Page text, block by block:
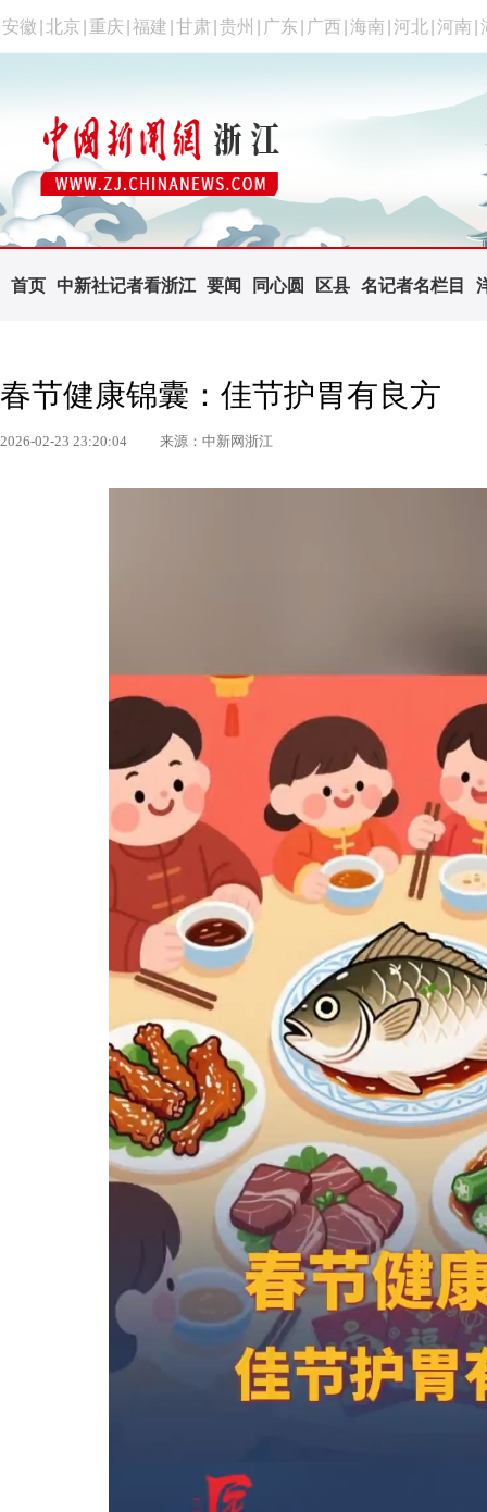
安徽 北京 重庆 福建 甘肃 贵州 广东 广西 海南 河北 河南
首页 中新社记者看浙江 要闻 同心圆 区县 名记者名栏目
春节健康锦囊：佳节护胃有良方
2026-02-23 23:20:04 来源：中新网浙江